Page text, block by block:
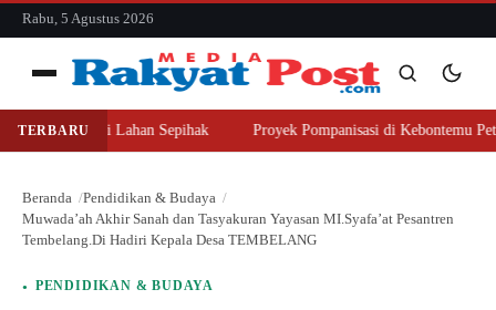
konten
Rabu, 5 Agustus 2026
Menu
Cari
Cari
TERBARU
Beli Lahan Sepihak Proyek Pompanisasi di Kebontemu
Beranda
Pendidikan & Budaya
Muwada’ah Akhir Sanah dan Tasyakuran Yayasan MI.Syafa’at Pesantren
Tembelang.Di Hadiri Kepala Desa TEMBELANG
PENDIDIKAN & BUDAYA